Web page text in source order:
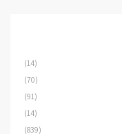
(14)
(70)
(91)
(14)
(839)